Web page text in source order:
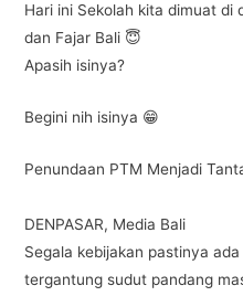
Hari ini Sekolah kita dimuat di
dan Fajar Bali 😇
Apasih isinya?
Begini nih isinya 😁
Penundaan PTM Menjadi
DENPASAR, Media Bali
Segala kebijakan pastinya
tergantung sudut pandang